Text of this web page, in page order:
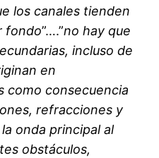
los canales tienden
fondo”….”no hay que
incluso de
en
como consecuencia
refracciones y
onda principal al
obstáculos,